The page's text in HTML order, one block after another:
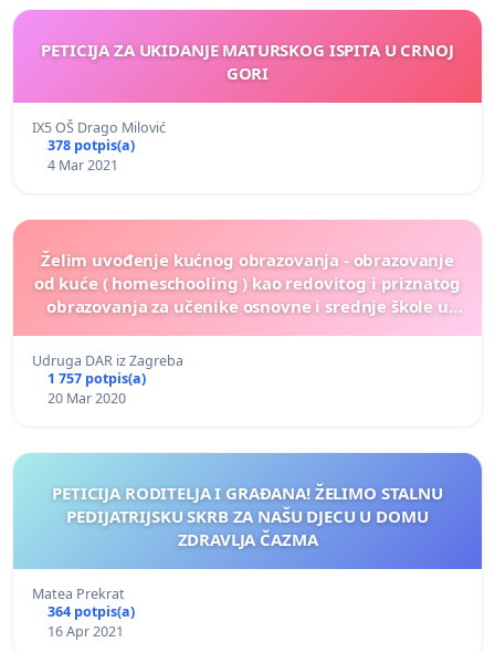
PETICIJA ZA UKIDANJE MATURSKOG ISPITA U CRNOJ
GORI
IX5 OŠ Drago Milović
378 potpis(a)
4 Mar 2021
Želim uvođenje kućnog obrazovanja - obrazovanje
od kuće ( homeschooling ) kao redovitog i priznatog
obrazovanja za učenike osnovne i srednje škole u
Udruga DAR iz Zagreba
1 757 potpis(a)
20 Mar 2020
PETICIJA RODITELJA I GRAĐANA! ŽELIMO STALNU
PEDIJATRIJSKU SKRB ZA NAŠU DJECU U DOMU
ZDRAVLJA ČAZMA
Matea Prekrat
364 potpis(a)
16 Apr 2021